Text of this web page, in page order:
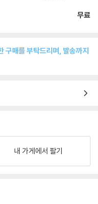
무료
구매를 부탁드리며, 발송까지
내 가게에서 팔기